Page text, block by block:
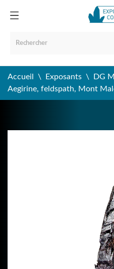
Accueil Exposants
DG
Aegirine, feldspath, Mont